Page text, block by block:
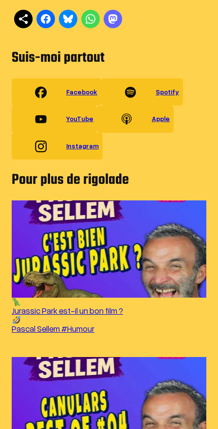
Suis-moi partout
Facebook Spotify
YouTube Apple
Instagram
Pour plus de rigolade
Jurassic Park est-il un bon film ?
Pascal Sellem #Humour